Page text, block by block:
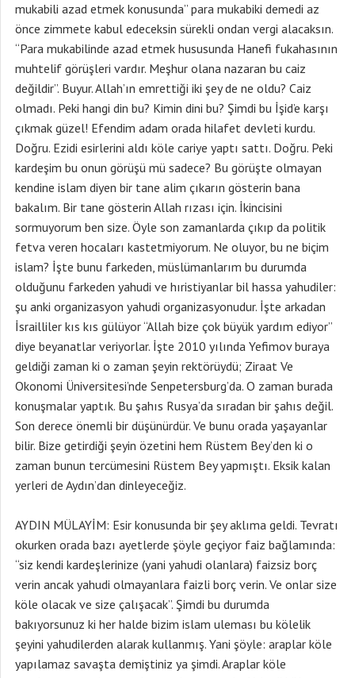
mukabili azad etmek konusunda” para mukabiki demedi az
önce zimmete kabul edeceksin sürekli ondan vergi alacaksın.
“Para mukabilinde azad etmek hususunda Hanefi fukahasının
muhtelif görüşleri vardır. Meşhur olana nazaran bu caiz
değildir”. Buyur. Allah’ın emrettiği iki şey de ne oldu? Caiz
olmadı. Peki hangi din bu? Kimin dini bu? Şimdi bu İşid’e karşı
çıkmak güzel! Efendim adam orada hilafet devleti kurdu.
Doğru. Ezidi esirlerini aldı köle cariye yaptı sattı. Doğru. Peki
kardeşim bu onun görüşü mü sadece? Bu görüşte olmayan
kendine islam diyen bir tane alim çıkarın gösterin bana
bakalım. Bir tane gösterin Allah rızası için. İkincisini
sormuyorum ben size. Öyle son zamanlarda çıkıp da politik
fetva veren hocaları kastetmiyorum. Ne oluyor, bu ne biçim
islam? İşte bunu farkeden, müslümanlarım bu durumda
olduğunu farkeden yahudi ve hıristiyanlar bil hassa yahudiler:
şu anki organizasyon yahudi organizasyonudur. İşte arkadan
İsrailliler kıs kıs gülüyor “Allah bize çok büyük yardım ediyor”
diye beyanatlar veriyorlar. İşte 2010 yılında Yefimov buraya
geldiği zaman ki o zaman şeyin rektörüydü; Ziraat Ve
Okonomi Üniversitesi’nde Senpetersburg’da. O zaman burada
konuşmalar yaptık. Bu şahıs Rusya’da sıradan bir şahıs değil.
Son derece önemli bir düşünürdür. Ve bunu orada yaşayanlar
bilir. Bize getirdiği şeyin özetini hem Rüstem Bey’den ki o
zaman bunun tercümesini Rüstem Bey yapmıştı. Eksik kalan
yerleri de Aydın’dan dinleyeceğiz.
AYDIN MÜLAYİM: Esir konusunda bir şey aklıma geldi. Tevratı
okurken orada bazı ayetlerde şöyle geçiyor faiz bağlamında:
“siz kendi kardeşlerinize (yani yahudi olanlara) faizsiz borç
verin ancak yahudi olmayanlara faizli borç verin. Ve onlar size
köle olacak ve size çalışacak”. Şimdi bu durumda
bakıyorsunuz ki her halde bizim islam uleması bu kölelik
şeyini yahudilerden alarak kullanmış. Yani şöyle: araplar köle
yapılamaz savaşta demiştiniz ya şimdi. Araplar köle